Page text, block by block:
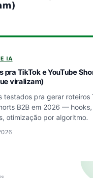
IA
pra TikTok e YouTube
viralizam)
testados pra gerar roteiros
B2B em 2026 —
otimização por algoritmo.